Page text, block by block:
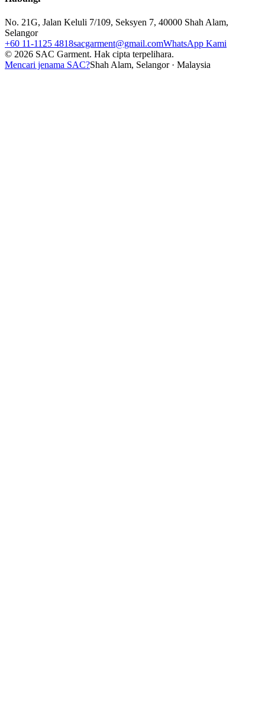
No. 21G, Jalan Keluli 7/109, Seksyen 7, 40000 Shah Alam,
Selangor
+60 11-1125 4818sacgarment@gmail.comWhatsApp Kami
© 2026 SAC Garment. Hak cipta terpelihara.
Mencari jenama SAC?Shah Alam, Selangor · Malaysia